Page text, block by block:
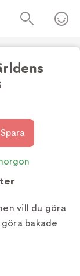
Spara
vill du göra
bakade